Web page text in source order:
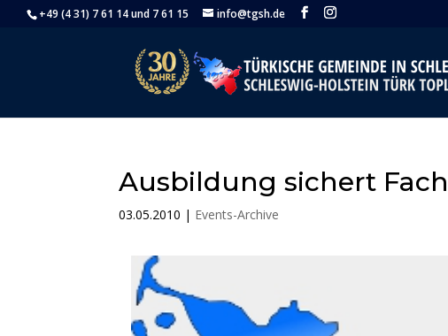
+49 (4 31) 7 61 14 und 7 61 15 info@tgsh.de
Ausbildung sichert
03.05.2010 | Events-Archive